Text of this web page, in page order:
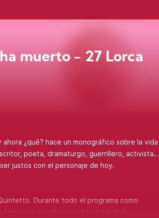
muerto - 27 Lorca
¿qué? hace un monográfico sobre la vida
poeta, dramaturgo, guerrillero, activista…
justos con el personaje de hoy.
Durante todo el programa como
a la diversidad cultural de la